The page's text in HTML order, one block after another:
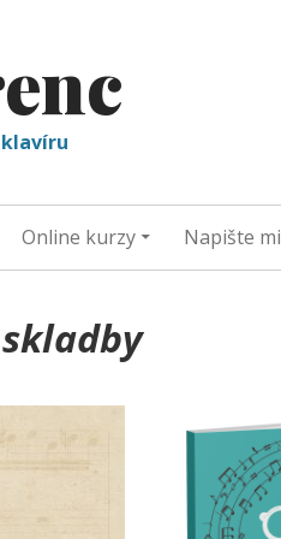
Online kurzy Napište mi